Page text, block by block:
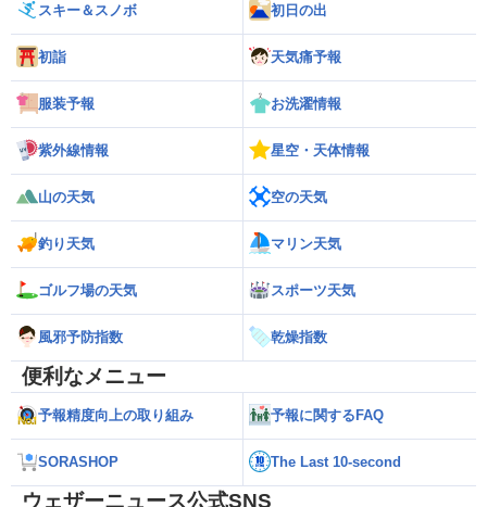
スキー＆スノボ 初日の出
初詣 天気痛予報
服装予報 お洗濯情報
紫外線情報 星空・天体情報
山の天気 空の天気
釣り天気 マリン天気
ゴルフ場の天気 スポーツ天気
風邪予防指数 乾燥指数
便利なメニュー
予報精度向上の取り組み 予報に関するFAQ
SORASHOP The Last 10-second
ウェザーニュース公式SNS